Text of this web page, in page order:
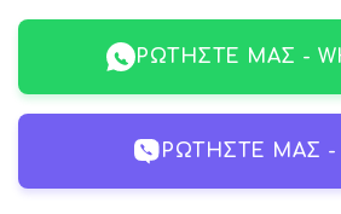
ΡΩΤΉΣΤΕ ΜΑΣ -
ΡΩΤΉΣΤΕ ΜΑΣ -